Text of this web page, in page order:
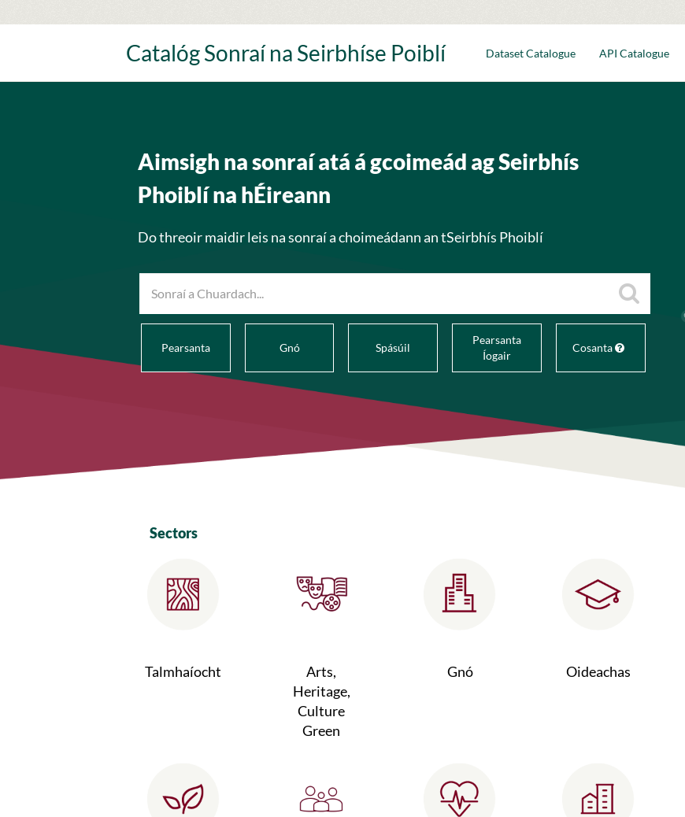
to
Catalóg Sonraí na Seirbhíse Poiblí Dataset Catalogue API Catalogue
Aimsigh na sonraí atá á gcoimeád ag Seirbhís
Phoiblí na hÉireann
Do threoir maidir leis na sonraí a choimeádann an tSeirbhís Phoiblí
Pearsanta Gnó Spásúil
Pearsanta
Íogair
Cosanta
Sectors
Talmhaíocht
Arts,
Heritage,
Culture
Green
Gnó Oideachas